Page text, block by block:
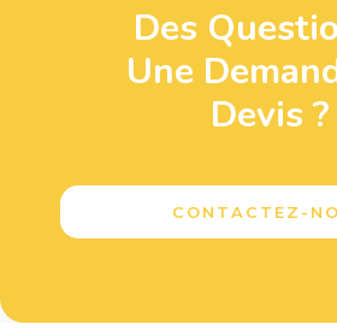
Des
Une
Devis ?
CONTACTEZ-